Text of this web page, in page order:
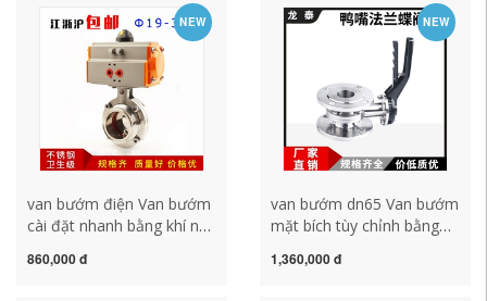
nút trượt định vị van
bướm due115upe van
bướm động cơ điện
bướm điều khiển điện
220v van bướm sw
NEW
van bướm điện Van bướm
cài đặt nhanh bằng khí nén
sinh bằng thép không gỉ
860,000 đ
NEW
van bướm dn65 Van bướm
mặt bích tùy chỉnh bằng
bằng tay mặt bích van
1,360,000 đ